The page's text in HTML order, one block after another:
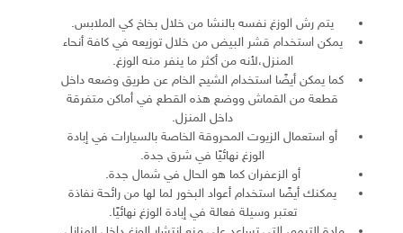
يتم رش الوزغ نفسه بالنشا من خلال بخاخ كي الملابس.
يمكن استخدام قشر البيض من خلال توزيعه في كافة أنحاء
المنزل،لأنه من أكثر ما ينفر منه الوزغ.
كما يمكن أيضًا استخدام الشيح الخام عن طريق وضعه داخل
قطعة من القماش ووضع هذه القطع في أماكن متفرقة
داخل المنزل.
أو استعمال الزيوت المحروقة الخاصة بالسيارات في إبادة
الوزغ نهائيًا في شرق جدة.
أو الزعفران كما هو الحال في شمال جدة.
يمكنك أيضًا استخدام أعواد البخور لما لها من رائحة نفاذة
تعتبر وسيلة فعالة في إبادة الوزغ نهائيًا.